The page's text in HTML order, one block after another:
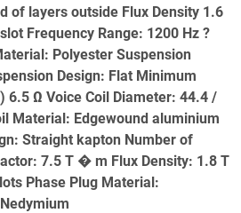
of layers outside Flux Density 1.6
Frequency Range: 1200 Hz ?
Polyester Suspension
Design: Flat Minimum
6.5 Ω Voice Coil Diameter: 44.4 /
Material: Edgewound aluminium
Straight kapton Number of
7.5 T � m Flux Density: 1.8 T
Phase Plug Material: